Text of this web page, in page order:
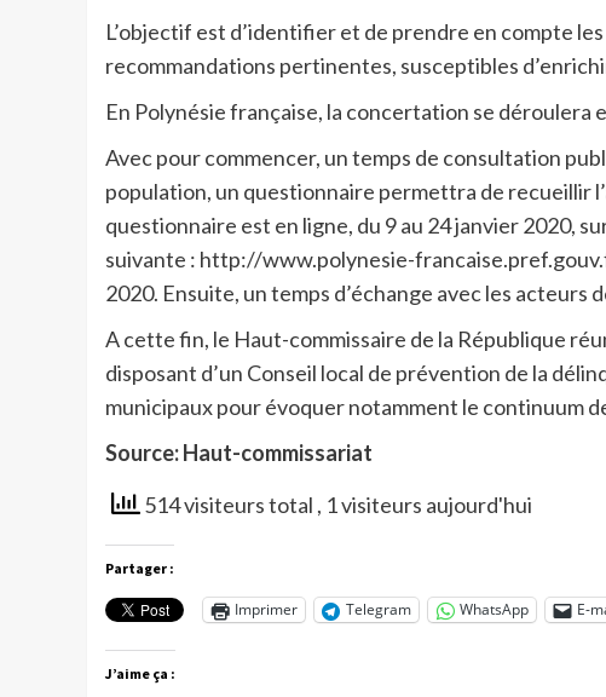
L’objectif est d’identifier et de prendre en compte
recommandations pertinentes, susceptibles
En Polynésie française, la concertation se déroulera
Avec pour commencer, un temps de consultation
population, un questionnaire permettra de recueillir
questionnaire est en ligne, du 9 au 24 janvier 2020,
suivante : http://www.polynesie-
2020. Ensuite, un temps d’échange avec les acteurs
A cette fin, le Haut-commissaire de la République
disposant d’un Conseil local de prévention de la
municipaux pour évoquer notamment le continuum
Source: Haut-commissariat
514 visiteurs total , 1 visiteurs aujourd'hui
Partager :
Imprimer Telegram WhatsApp E-
J’aime ça :